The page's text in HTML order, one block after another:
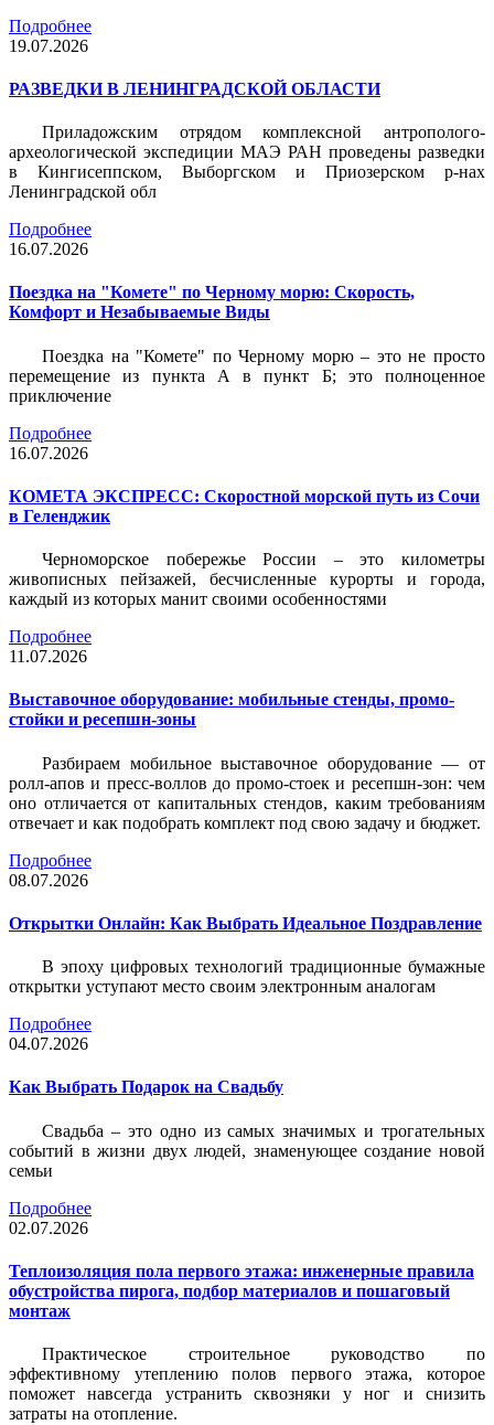
Подробнее
19.07.2026
РАЗВЕДКИ В ЛЕНИНГРАДСКОЙ ОБЛАСТИ
Приладожским отрядом комплексной антрополого-
археологической экспедиции МАЭ РАН проведены разведки
в Кингисеппском, Выборгском и Приозерском р-нах
Ленинградской обл
Подробнее
16.07.2026
Поездка на "Комете" по Черному морю: Скорость,
Комфорт и Незабываемые Виды
Поездка на "Комете" по Черному морю – это не просто
перемещение из пункта А в пункт Б; это полноценное
приключение
Подробнее
16.07.2026
КОМЕТА ЭКСПРЕСС: Скоростной морской путь из Сочи
в Геленджик
Черноморское побережье России – это километры
живописных пейзажей, бесчисленные курорты и города,
каждый из которых манит своими особенностями
Подробнее
11.07.2026
Выставочное оборудование: мобильные стенды, промо-
стойки и ресепшн-зоны
Разбираем мобильное выставочное оборудование — от
ролл-апов и пресс-воллов до промо-стоек и ресепшн-зон: чем
оно отличается от капитальных стендов, каким требованиям
отвечает и как подобрать комплект под свою задачу и бюджет.
Подробнее
08.07.2026
Открытки Онлайн: Как Выбрать Идеальное Поздравление
В эпоху цифровых технологий традиционные бумажные
открытки уступают место своим электронным аналогам
Подробнее
04.07.2026
Как Выбрать Подарок на Свадьбу
Свадьба – это одно из самых значимых и трогательных
событий в жизни двух людей, знаменующее создание новой
семьи
Подробнее
02.07.2026
Теплоизоляция пола первого этажа: инженерные правила
обустройства пирога, подбор материалов и пошаговый
монтаж
Практическое строительное руководство по
эффективному утеплению полов первого этажа, которое
поможет навсегда устранить сквозняки у ног и снизить
затраты на отопление.